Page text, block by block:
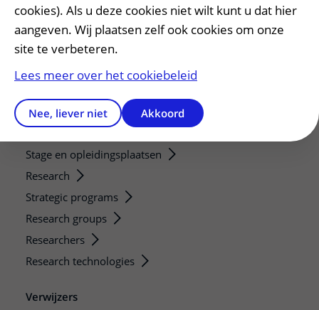
Wijzigen patiëntgegevens
Opvragen kopie dossier
Bezoektijden
Onze opleidingen
Stage en opleidingsplaatsen
Research
Strategic programs
Research groups
Researchers
Research technologies
Verwijzers
cookies). Als u deze cookies niet wilt kunt u dat hier
aangeven. Wij plaatsen zelf ook cookies om onze
site te verbeteren.
Lees meer over het cookiebeleid
Nee, liever niet Akkoord